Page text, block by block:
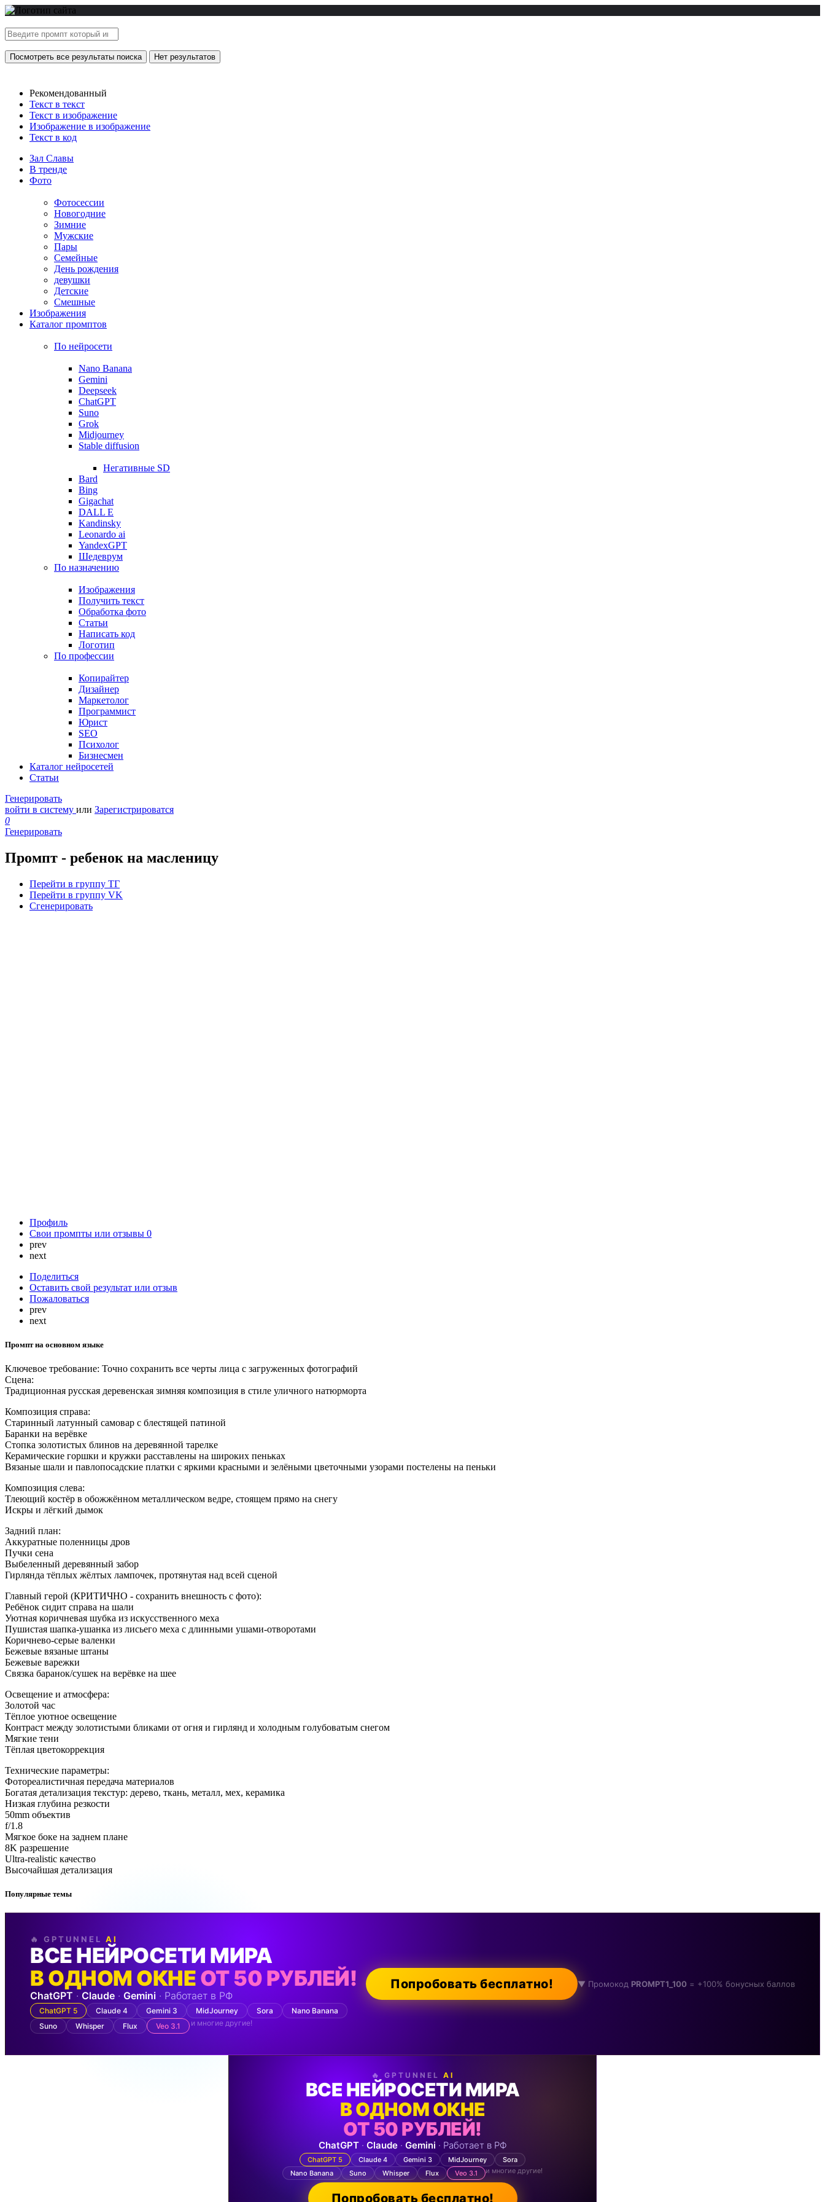
Посмотреть все результаты поиска Нет результатов
Рекомендованный
Текст в текст
Текст в изображение
Изображение в изображение
Текст в код
Зал Славы
В тренде
Фото
Фотосессии
Новогодние
Зимние
Мужские
Пары
Семейные
День рождения
девушки
Детские
Смешные
Изображения
Каталог промптов
По нейросети
Nano Banana
Gemini
Deepseek
ChatGPT
Suno
Grok
Midjourney
Stable diffusion
Негативные SD
Bard
Bing
Gigachat
DALL E
Kandinsky
Leonardo ai
YandexGPT
Шедеврум
По назначению
Изображения
Получить текст
Обработка фото
Статьи
Написать код
Логотип
По профессии
Копирайтер
Дизайнер
Маркетолог
Программист
Юрист
SEO
Психолог
Бизнесмен
Каталог нейросетей
Статьи
Генерировать
войти в систему или Зарегистрироватся
0
Генерировать
Промпт - ребенок на масленицу
Перейти в группу ТГ
Перейти в группу VK
Сгенерировать
Профиль
Свои промпты или отзывы 0
prev
next
Поделиться
Оставить свой результат или отзыв
Пожаловаться
prev
next
Промпт на основном языке
Ключевое требование: Точно сохранить все черты лица с загруженных фотографий
Сцена:
Традиционная русская деревенская зимняя композиция в стиле уличного натюрморта
Композиция справа:
Старинный латунный самовар с блестящей патиной
Баранки на верёвке
Стопка золотистых блинов на деревянной тарелке
Керамические горшки и кружки расставлены на широких пеньках
Вязаные шали и павлопосадские платки с яркими красными и зелёными цветочными узорами постелены на пеньки
Композиция слева:
Тлеющий костёр в обожжённом металлическом ведре, стоящем прямо на снегу
Искры и лёгкий дымок
Задний план:
Аккуратные поленницы дров
Пучки сена
Выбеленный деревянный забор
Гирлянда тёплых жёлтых лампочек, протянутая над всей сценой
Главный герой (КРИТИЧНО - сохранить внешность с фото):
Ребёнок сидит справа на шали
Уютная коричневая шубка из искусственного меха
Пушистая шапка-ушанка из лисьего меха с длинными ушами-отворотами
Коричнево-серые валенки
Бежевые вязаные штаны
Бежевые варежки
Связка баранок/сушек на верёвке на шее
Освещение и атмосфера:
Золотой час
Тёплое уютное освещение
Контраст между золотистыми бликами от огня и гирлянд и холодным голубоватым снегом
Мягкие тени
Тёплая цветокоррекция
Технические параметры:
Фотореалистичная передача материалов
Богатая детализация текстур: дерево, ткань, металл, мех, керамика
Низкая глубина резкости
50mm объектив
f/1.8
Мягкое боке на заднем плане
8K разрешение
Ultra-realistic качество
Высочайшая детализация
Популярные темы
🔥 GPTUNNEL AI
ВСЕ НЕЙРОСЕТИ МИРА
В ОДНОМ ОКНЕОТ 50 РУБЛЕЙ!
ChatGPT · Claude · Gemini · Работает в РФ
ChatGPT 5 Claude 4 Gemini 3 MidJourney Sora
Nano Banana
Suno
Whisper Flux Veo 3.1 и многие другие!
Попробовать бесплатно! ▼ Промокод PROMPT1_100 = +100% бонусных баллов
🔥 GPTUNNEL AI
ВСЕ НЕЙРОСЕТИ МИРА
В ОДНОМ ОКНЕ
ОТ 50 РУБЛЕЙ!
ChatGPT· Claude· Gemini · Работает в РФ
ChatGPT 5 Claude 4 Gemini 3 MidJourney
Sora
Nano Banana
Suno Whisper Flux Veo 3.1 и многие другие!
Попробовать бесплатно!